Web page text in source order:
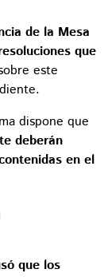
de la Mesa
que
este
dispone que
deberán
en el
que los